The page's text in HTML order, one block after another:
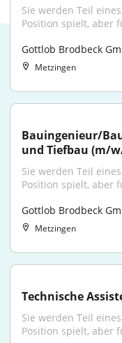
Sie werden Teil
Position spielt, aber
Gottlob Brodbeck
Metzingen
Bauingenieur/
und Tiefbau (m/
Sie werden Teil
Position spielt, aber
Gottlob Brodbeck
Metzingen
Technische
Sie werden Teil
Position spielt, aber